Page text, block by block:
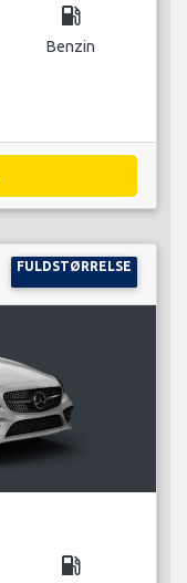
local_gas_station
Benzin
FULDSTØRRELSE
local_gas_station